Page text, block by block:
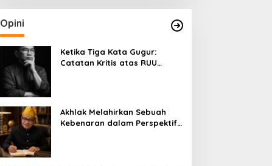
Opini
Ketika Tiga Kata Gugur:
Catatan Kritis atas RUU
Akhlak Melahirkan Sebuah
Kebenaran dalam Perspektif